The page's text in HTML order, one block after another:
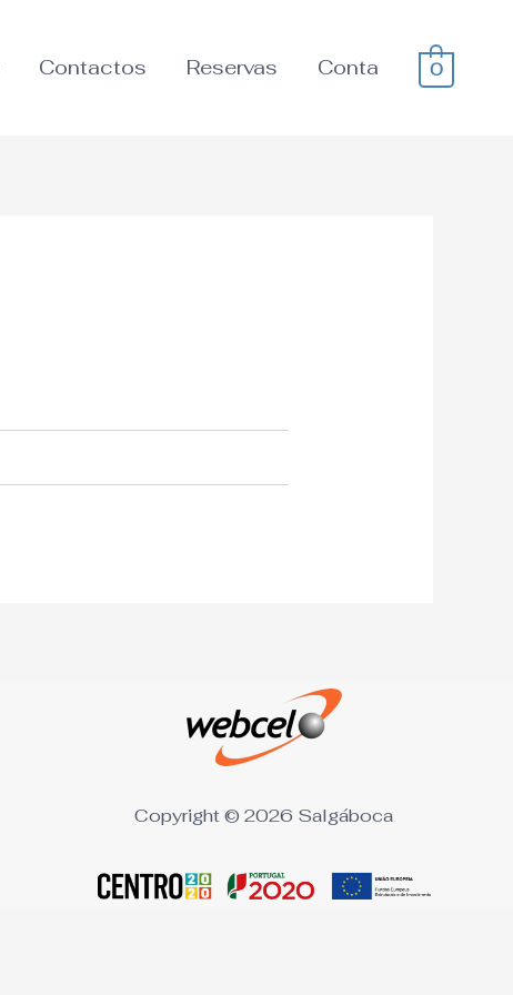
Contactos Reservas Conta 0
Copyright © 2026 Salgáboca